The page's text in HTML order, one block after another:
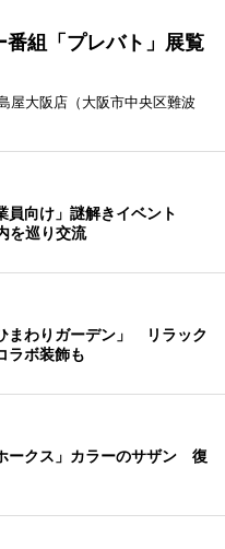
組「プレバト」展覧
屋大阪店（大阪市中央区難波
員向け」謎解きイベント
を巡り交流
まわりガーデン」 リラック
ラボ装飾も
ークス」カラーのサザン 復